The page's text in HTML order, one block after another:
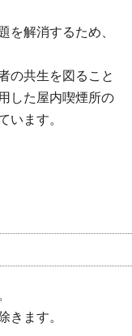
を解消するため、
の共生を図ること
した屋内喫煙所の
います。
きます。